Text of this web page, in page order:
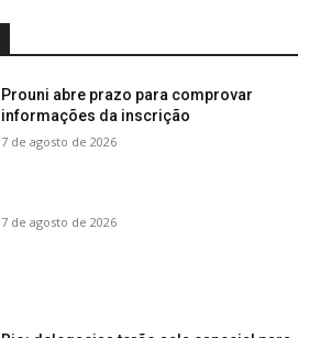
Prouni abre prazo para comprovar
informações da inscrição
7 de agosto de 2026
7 de agosto de 2026